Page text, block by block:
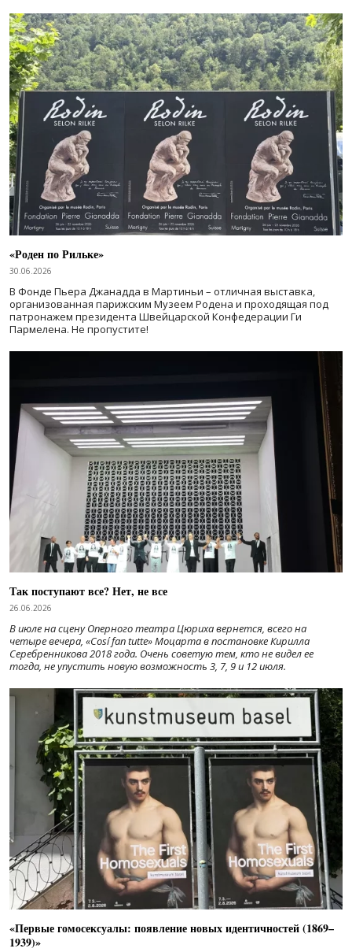
«Роден по Рильке»
30.06.2026
В Фонде Пьера Джанадда в Мартиньи – отличная выставка,
организованная парижским Музеем Родена и проходящая под
патронажем президента Швейцарской Конфедерации Ги
Пармелена. Не пропустите!
Так поступают все? Нет, не все
26.06.2026
В июле на сцену Оперного театра Цюриха вернется, всего на
четыре вечера, «Cosí fan tutte» Моцарта в постановке Кирилла
Серебренникова 2018 года. Очень советую тем, кто не видел ее
тогда, не упустить новую возможность 3, 7, 9 и 12 июля.
«Первые гомосексуалы: появление новых идентичностей (1869–
1939)»